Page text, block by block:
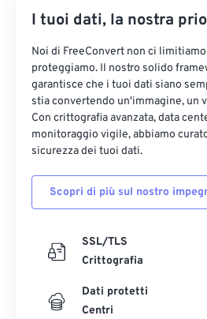
I tuoi dati, la nostra
Noi di FreeConvert non ci
proteggiamo. Il nostro solido
garantisce che i tuoi dati siano
stia convertendo un'immagine, un
Con crittografia avanzata, data
monitoraggio vigile, abbiamo
sicurezza dei tuoi dati.
Scopri di più sul nostro
SSL/TLS
Crittografia
Dati protetti
Centri